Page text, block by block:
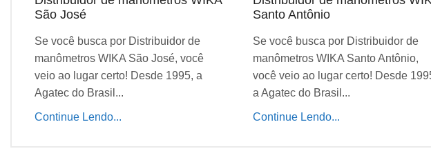
São José
Se você busca por Distribuidor de
manômetros WIKA São José, você
veio ao lugar certo! Desde 1995, a
Agatec do Brasil...
Continue Lendo...
Santo Antônio
Se você busca por Distribuidor de
manômetros WIKA Santo Antônio,
você veio ao lugar certo! Desde
a Agatec do Brasil...
Continue Lendo...